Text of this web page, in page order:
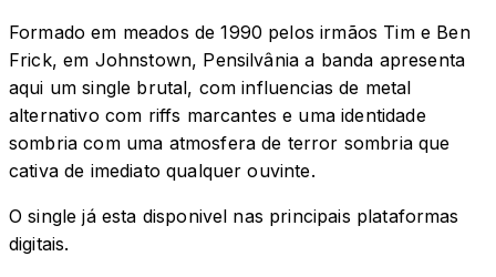
Formado em meados de 1990 pelos irmãos Tim e Ben
Frick, em Johnstown, Pensilvânia a banda apresenta
aqui um single brutal, com influencias de metal
alternativo com riffs marcantes e uma identidade
sombria com uma atmosfera de terror sombria que
cativa de imediato qualquer ouvinte.
O single já esta disponivel nas principais plataformas
digitais.